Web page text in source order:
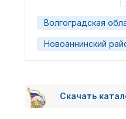
Волгоградская
Новоаннинский
Скачать